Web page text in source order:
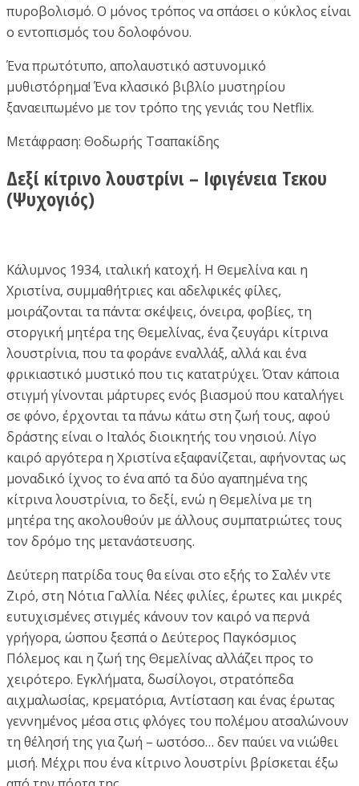
πυροβολισμό. Ο μόνος τρόπος να σπάσει ο κύκλος είναι
ο εντοπισμός του δολοφόνου.
Ένα πρωτότυπο, απολαυστικό αστυνομικό
μυθιστόρημα! Ένα κλασικό βιβλίο μυστηρίου
ξαναειπωμένο με τον τρόπο της γενιάς του Netflix.
Μετάφραση: Θοδωρής Τσαπακίδης
Δεξί κίτρινο λουστρίνι – Ιφιγένεια Τεκου
(Ψυχογιός)
Κάλυμνος 1934, ιταλική κατοχή. Η Θεμελίνα και η
Χριστίνα, συμμαθήτριες και αδελφικές φίλες,
μοιράζονται τα πάντα: σκέψεις, όνειρα, φοβίες, τη
στοργική μητέρα της Θεμελίνας, ένα ζευγάρι κίτρινα
λουστρίνια, που τα φοράνε εναλλάξ, αλλά και ένα
φρικιαστικό μυστικό που τις κατατρύχει. Όταν κάποια
στιγμή γίνονται μάρτυρες ενός βιασμού που καταλήγει
σε φόνο, έρχονται τα πάνω κάτω στη ζωή τους, αφού
δράστης είναι ο Ιταλός διοικητής του νησιού. Λίγο
καιρό αργότερα η Χριστίνα εξαφανίζεται, αφήνοντας ως
μοναδικό ίχνος το ένα από τα δύο αγαπημένα της
κίτρινα λουστρίνια, το δεξί, ενώ η Θεμελίνα με τη
μητέρα της ακολουθούν με άλλους συμπατριώτες τους
τον δρόμο της μετανάστευσης.
Δεύτερη πατρίδα τους θα είναι στο εξής το Σαλέν ντε
Ζιρό, στη Νότια Γαλλία. Νέες φιλίες, έρωτες και μικρές
ευτυχισμένες στιγμές κάνουν τον καιρό να περνά
γρήγορα, ώσπου ξεσπά ο Δεύτερος Παγκόσμιος
Πόλεμος και η ζωή της Θεμελίνας αλλάζει προς το
χειρότερο. Εγκλήματα, δωσίλογοι, στρατόπεδα
αιχμαλωσίας, κρεματόρια, Αντίσταση και ένας έρωτας
γεννημένος μέσα στις φλόγες του πολέμου ατσαλώνουν
τη θέλησή της για ζωή – ωστόσο… δεν παύει να νιώθει
μισή. Μέχρι που ένα κίτρινο λουστρίνι βρίσκεται έξω